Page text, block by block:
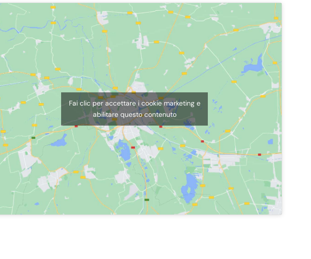
Fai clic per accettare i cookie marketing e
abilitare questo contenuto